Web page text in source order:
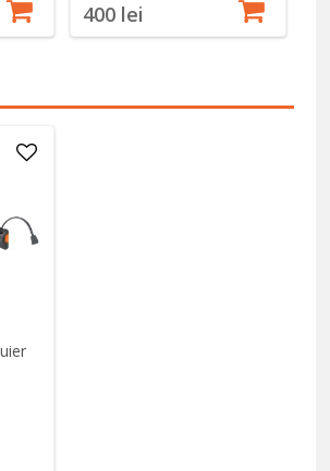
400 lei
-